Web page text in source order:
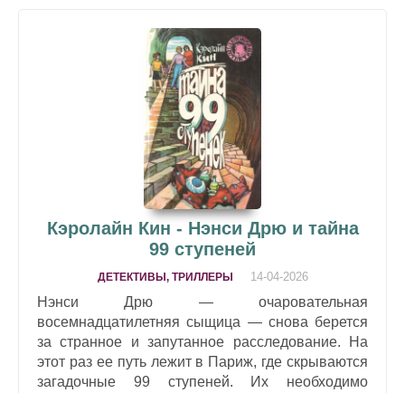
Кэролайн Кин - Нэнси Дрю и тайна
99 ступеней
ДЕТЕКТИВЫ, ТРИЛЛЕРЫ 14-04-2026
Нэнси Дрю — очаровательная
восемнадцатилетняя сыщица — снова берется
за странное и запутанное расследование. На
этот раз ее путь лежит в Париж, где скрываются
загадочные 99 ступеней. Их необходимо